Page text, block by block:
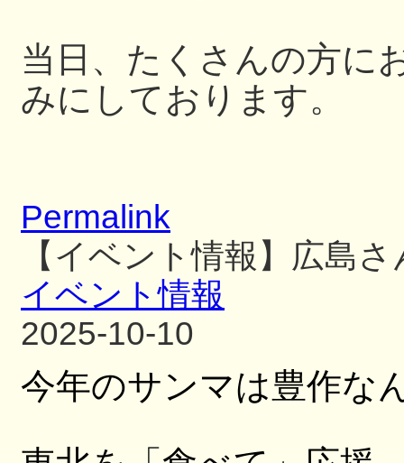
当日、たくさんの方に
みにしております。
Permalink
【イベント情報】広島
イベント情報
2025-10-10
今年のサンマは豊作な